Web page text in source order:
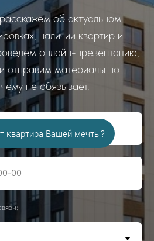
об актуальном
наличии квартир и
онлайн-презентацию,
отправим материалы по
не обязывает.
квартира Вашей мечты?